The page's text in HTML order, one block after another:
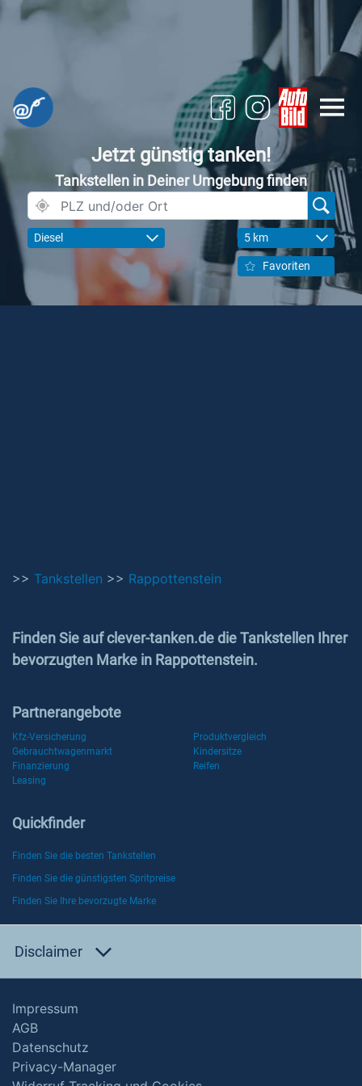
Jetzt günstig tanken!
Tankstellen in Deiner Umgebung finden
Diesel 5 km
Favoriten
>> Tankstellen >> Rappottenstein
Finden Sie auf clever-tanken.de die Tankstellen Ihrer
bevorzugten Marke in Rappottenstein.
Partnerangebote
Kfz-Versicherung
Produktvergleich
Gebrauchtwagenmarkt
Kindersitze
Finanzierung
Reifen
Leasing
Quickfinder
Finden Sie die besten Tankstellen
Finden Sie die günstigsten Spritpreise
Finden Sie Ihre bevorzugte Marke
Disclaimer
Impressum
AGB
Datenschutz
Privacy-Manager